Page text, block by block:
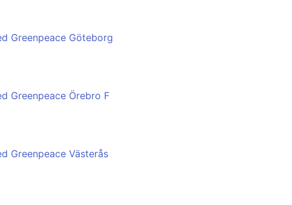
Greenpeace Göteborg
Greenpeace Örebro F
Greenpeace Västerås